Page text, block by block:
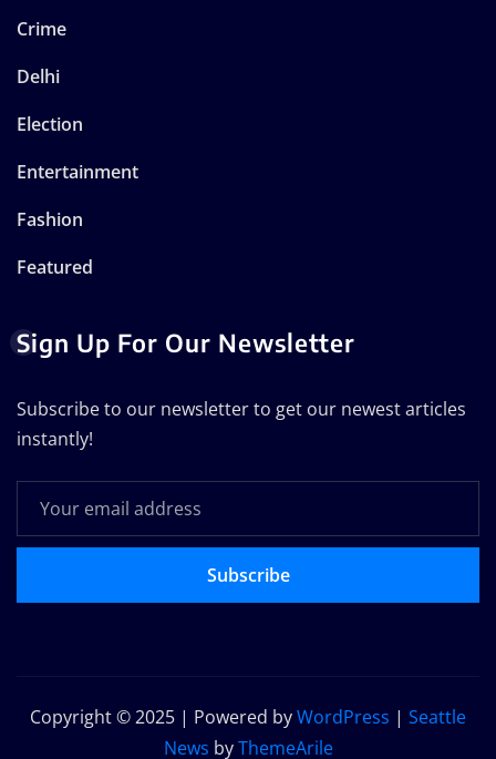
Crime
Delhi
Election
Entertainment
Fashion
Featured
Sign Up For Our Newsletter
Subscribe to our newsletter to get our newest articles
instantly!
Subscribe
Copyright © 2025 | Powered byWordPress | Seattle
News byThemeArile